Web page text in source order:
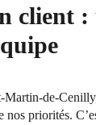
client
de-
nos priorités.